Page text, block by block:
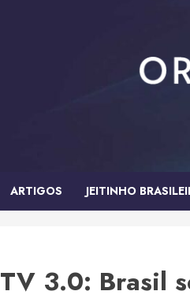
ARTIGOS JEITINHO
TV 3.0: Brasil